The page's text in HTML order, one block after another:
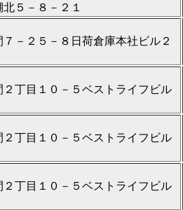
５－８－２１
－２５－８日荷倉庫本社ビル２
丁目１０－５ベストライフビル
丁目１０－５ベストライフビル
丁目１０－５ベストライフビル